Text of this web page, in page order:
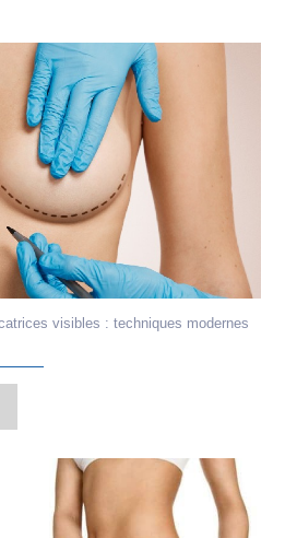
visibles : techniques modernes